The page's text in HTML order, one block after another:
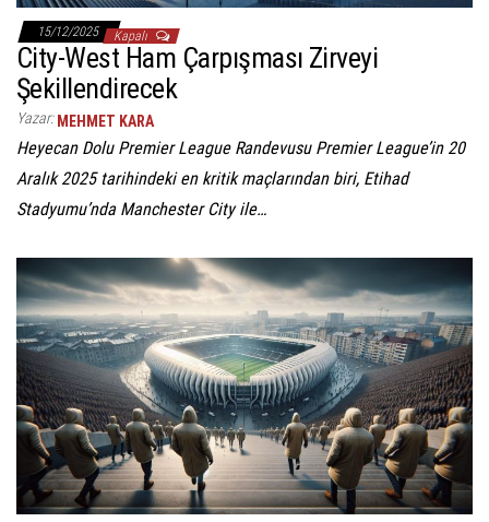
15/12/2025 Kapalı
City-West Ham Çarpışması Zirveyi
Şekillendirecek
Yazar: MEHMET KARA
Heyecan Dolu Premier League Randevusu Premier League’in 20
Aralık 2025 tarihindeki en kritik maçlarından biri, Etihad
Stadyumu’nda Manchester City ile…